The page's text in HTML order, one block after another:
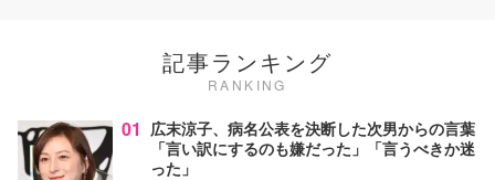
記事ランキング
RANKING
01 広末涼子、病名公表を決断した次男からの言葉
「言い訳にするのも嫌だった」「言うべきか迷
った」